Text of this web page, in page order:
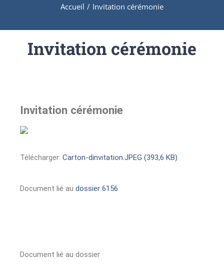
Accueil / Invitation cérémonie
Invitation cérémonie
Invitation cérémonie
Télécharger: Carton-dinvitation.JPEG (393,6 KB)
Document lié au dossier 6156
Document lié au dossier